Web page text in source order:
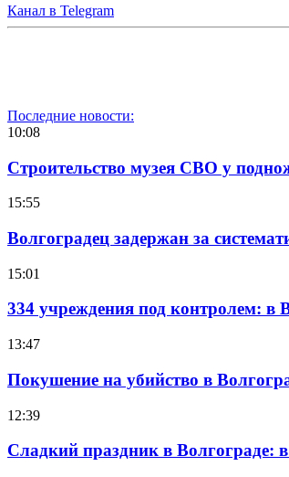
Канал в Telegram
Последние новости:
10:08
Строительство музея СВО у
15:55
Волгоградец задержан за
15:01
334 учреждения под контролем: в
13:47
Покушение на убийство в
12:39
Сладкий праздник в Волгограде: